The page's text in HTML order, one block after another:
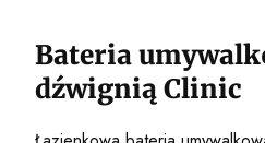
Bateria
dźwignią Clinic